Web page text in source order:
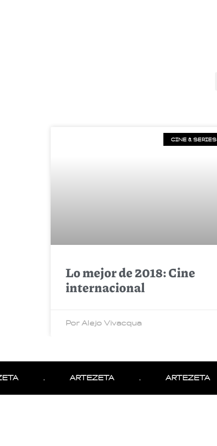
CINE & SERIES
Lo mejor de 2018: Cine
internacional
Por Alejo Vivacqua
ARTEZETA ARTEZETA